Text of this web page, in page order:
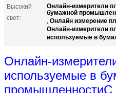
Высокий
свет:
Онлайн-измерители
бумажной
, Онлайн измерение
Онлайн-измерители
используемые в
Онлайн-
используемые в
промышленностиС